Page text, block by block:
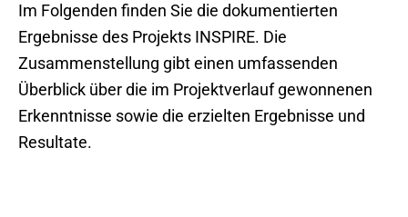
Im Folgenden finden Sie die dokumentierten
Ergebnisse des Projekts INSPIRE. Die
Zusammenstellung gibt einen umfassenden
Überblick über die im Projektverlauf gewonnenen
Erkenntnisse sowie die erzielten Ergebnisse und
Resultate.